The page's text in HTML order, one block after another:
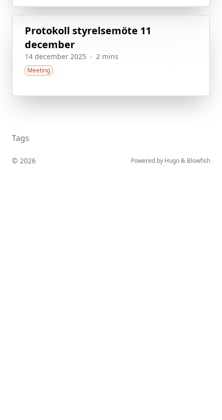
Protokoll styrelsemöte 11
december
14 december 2025 · 2 mins
Meeting
Tags
© 2026 Powered by Hugo& Blowfish